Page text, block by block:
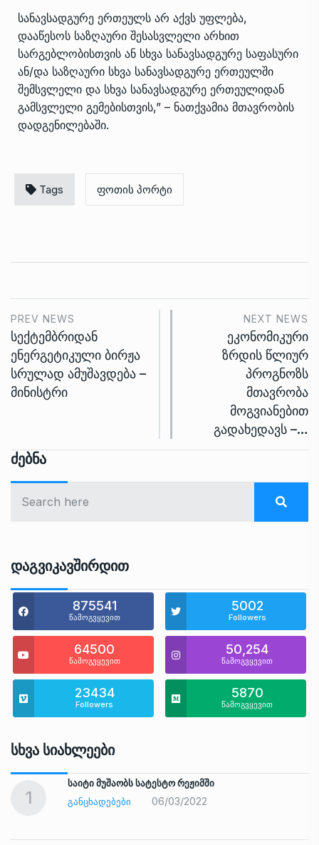
სანავსადგურე ერთეულს არ აქვს უფლება,
დააწესოს საზღაური შესასვლელი არხით
სარგებლობისთვის ან სხვა სანავსადგურე საფასური
ან/და საზღაური სხვა სანავსადგურე ერთეულში
შემსვლელი და სხვა სანავსადგურე ერთეულიდან
გამსვლელი გემებისთვის,” – ნათქვამია მთავრობის
დადგენილებაში.
Tags ფოთის პორტი
PREV NEWS
სექტემბრიდან
ენერგეტიკული ბირჟა
სრულად ამუშავდება –
მინისტრი
NEXT NEWS
ეკონომიკური
ზრდის წლიურ
პროგნოზს
მთავრობა
მოგვიანებით
გადახედავს –…
Ძებნა
Დაგვიკავშირდით
875541
წამოგვყევით
5002
Followers
64500
წამოგვყევით
50,254
წამოგვყევით
23434
Followers
5870
წამოგვყევით
Სხვა Სიახლეები
1
საიტი მუშაობს სატესტო რეჟიმში
ᲒᲐᲜᲪᲮᲐᲓᲔᲑᲔᲑᲘ
06/03/2022